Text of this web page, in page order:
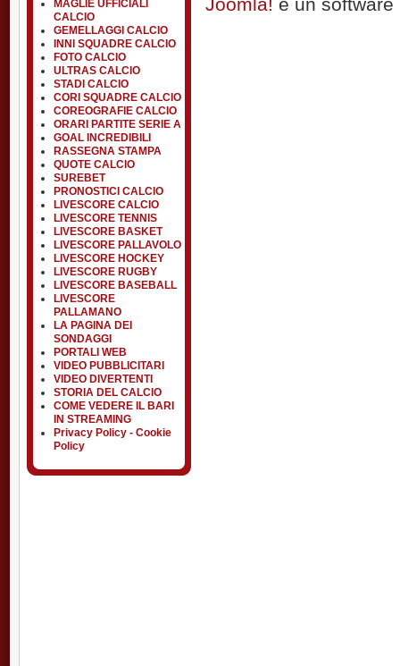
MAGLIE UFFICIALI
CALCIO
GEMELLAGGI CALCIO
INNI SQUADRE CALCIO
FOTO CALCIO
ULTRAS CALCIO
STADI CALCIO
CORI SQUADRE CALCIO
COREOGRAFIE CALCIO
ORARI PARTITE SERIE A
GOAL INCREDIBILI
RASSEGNA STAMPA
QUOTE CALCIO
SUREBET
PRONOSTICI CALCIO
LIVESCORE CALCIO
LIVESCORE TENNIS
LIVESCORE BASKET
LIVESCORE PALLAVOLO
LIVESCORE HOCKEY
LIVESCORE RUGBY
LIVESCORE BASEBALL
LIVESCORE
PALLAMANO
LA PAGINA DEI
SONDAGGI
PORTALI WEB
VIDEO PUBBLICITARI
VIDEO DIVERTENTI
STORIA DEL CALCIO
COME VEDERE IL BARI
IN STREAMING
Privacy Policy - Cookie
Policy